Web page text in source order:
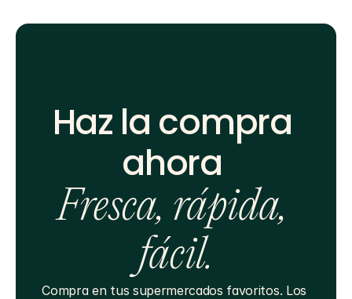
Haz la compra
ahora
Fresca, rápida,
fácil.
Compra en tus supermercados favoritos. Los